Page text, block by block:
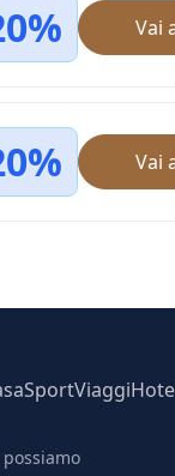
Vai
Vai
SportViaggi